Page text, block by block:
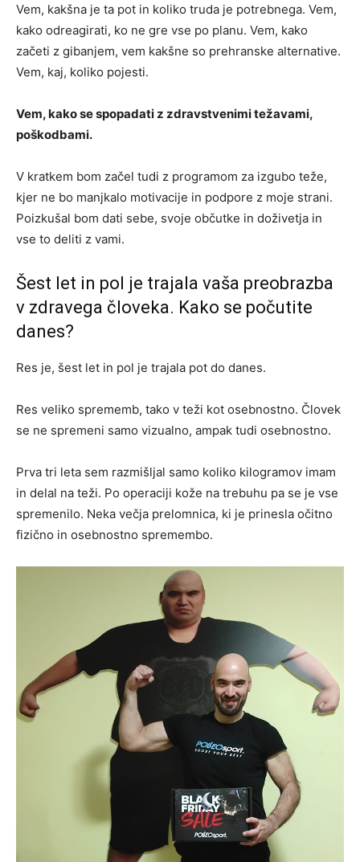
Vem, kakšna je ta pot in koliko truda je potrebnega. Vem,
kako odreagirati, ko ne gre vse po planu. Vem, kako
začeti z gibanjem, vem kakšne so prehranske alternative.
Vem, kaj, koliko pojesti.
Vem, kako se spopadati z zdravstvenimi težavami,
poškodbami.
V kratkem bom začel tudi z programom za izgubo teže,
kjer ne bo manjkalo motivacije in podpore z moje strani.
Poizkušal bom dati sebe, svoje občutke in doživetja in
vse to deliti z vami.
Šest let in pol je trajala vaša preobrazba
v zdravega človeka. Kako se počutite
danes?
Res je, šest let in pol je trajala pot do danes.
Res veliko sprememb, tako v teži kot osebnostno. Človek
se ne spremeni samo vizualno, ampak tudi osebnostno.
Prva tri leta sem razmišljal samo koliko kilogramov imam
in delal na teži. Po operaciji kože na trebuhu pa se je vse
spremenilo. Neka večja prelomnica, ki je prinesla očitno
fizično in osebnostno spremembo.